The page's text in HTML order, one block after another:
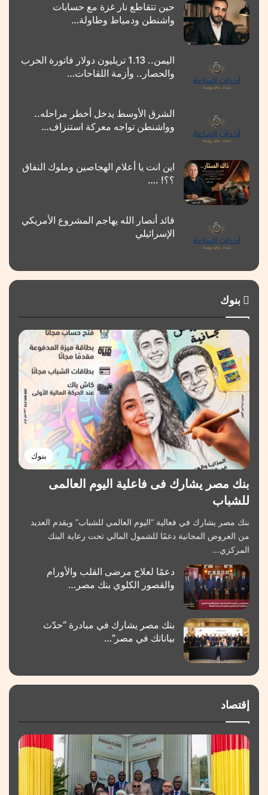
حين تتقاطع نار غزة مع حسابات
واشنطن ودمياط وطاولة…
اليمن.. 1.13 تريليون دولار فاتورة الحرب
والحصار.. وأزمة اللقاحات…
الشرق الأوسط يدخل أخطر مراحله..
وواشنطن تواجه معركة استنزاف…
اين انت يا أعلام الهجاصين وملوك النفاق
؟؟! .…
قائد أنصار الله يهاجم المشروع الأمريكي
الإسرائيلي
بنوك
بنوك
بنك مصر يشارك فى فاعلية اليوم العالمى
للشباب
بنك مصر يشارك في فعالية “اليوم العالمي للشباب” ويقدم العديد
من العروض المجانية دعمًا للشمول المالي تحت رعاية البنك
المركزي…
دعمًا لعلاج مرضى القلب والأورام
والقصور الكلوي بنك مصر…
بنك مصر يشارك في مبادرة “حدّث
بياناتك في مصر”…
إقتصاد